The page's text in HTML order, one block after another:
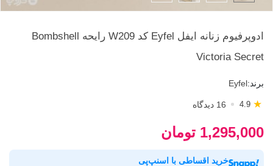
ادوپرفیوم زنانه ایفل Eyfel کد W209 رایحه Bombshell
Victoria Secret
برند:Eyfel
4.9 ★ 16 دیدگاه
1,295,000 تومان
خرید اقساطی با اسنپ‌پی